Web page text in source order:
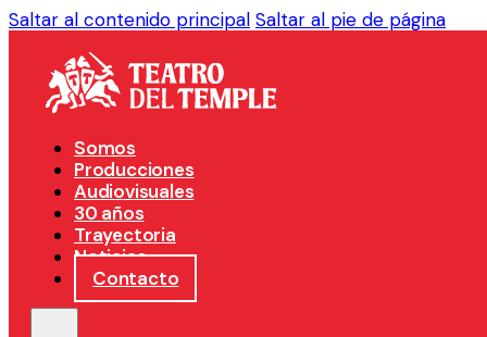
Saltar al contenido principal Saltar al pie de página
Somos
Producciones
Audiovisuales
30 años
Trayectoria
Noticias
Contacto